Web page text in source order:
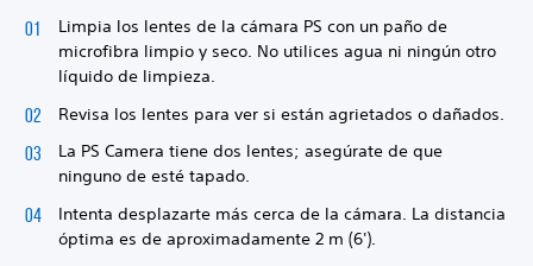
Limpia los lentes de la cámara PS con un paño de
microfibra limpio y seco. No utilices agua ni ningún otro
líquido de limpieza.
Revisa los lentes para ver si están agrietados o dañados.
La PS Camera tiene dos lentes; asegúrate de que
ninguno de esté tapado.
Intenta desplazarte más cerca de la cámara. La distancia
óptima es de aproximadamente 2 m (6').